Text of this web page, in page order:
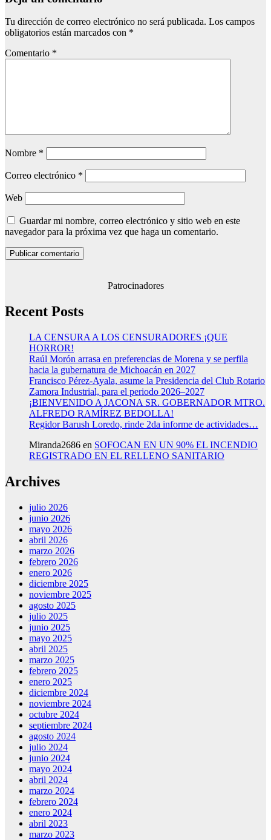
Tu dirección de correo electrónico no será publicada. Los campos
obligatorios están marcados con *
Comentario *
Nombre *
Correo electrónico *
Web
Guardar mi nombre, correo electrónico y sitio web en este
navegador para la próxima vez que haga un comentario.
Patrocinadores
Recent Posts
LA CENSURA A LOS CENSURADORES ¡QUE
HORROR!
Raúl Morón arrasa en preferencias de Morena y se perfila
hacia la gubernatura de Michoacán en 2027
Francisco Pérez-Ayala, asume la Presidencia del Club Rotario
Zamora Industrial, para el periodo 2026–2027
¡BIENVENIDO A JACONA SR. GOBERNADOR MTRO.
ALFREDO RAMÍREZ BEDOLLA!
Regidor Barush Loredo, rinde 2da informe de actividades…
Miranda2686 en SOFOCAN EN UN 90% EL INCENDIO
REGISTRADO EN EL RELLENO SANITARIO
Archives
julio 2026
junio 2026
mayo 2026
abril 2026
marzo 2026
febrero 2026
enero 2026
diciembre 2025
noviembre 2025
agosto 2025
julio 2025
junio 2025
mayo 2025
abril 2025
marzo 2025
febrero 2025
enero 2025
diciembre 2024
noviembre 2024
octubre 2024
septiembre 2024
agosto 2024
julio 2024
junio 2024
mayo 2024
abril 2024
marzo 2024
febrero 2024
enero 2024
abril 2023
marzo 2023